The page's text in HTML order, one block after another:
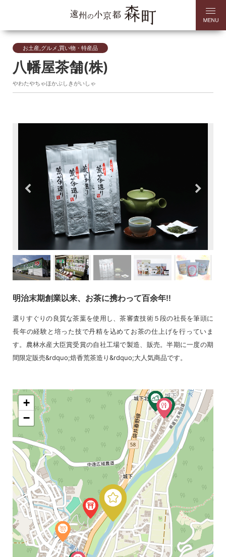
お土産,グルメ,買い物・特産品
八幡屋茶舗(株)
やわたやちゃほかぶしきがいしゃ
明治末期創業以来、お茶に携わって百余年‼
選りすぐりの良質な茶葉を使用し、茶審査技術５段の社長を筆頭に
長年の経験と培った技で丹精を込めてお茶の仕上げを行っていま
す。農林水産大臣賞受賞の自社工場で製造、販売。半期に一度の期
間限定販売&rdquo;焙香荒茶造り&rdquo;大人気商品です。
+
−